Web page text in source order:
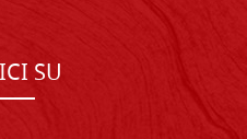
SU